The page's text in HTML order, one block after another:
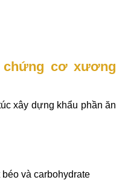
chứng cơ xương
xây dựng khẩu phần ăn
và carbohydrate